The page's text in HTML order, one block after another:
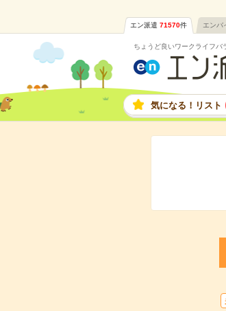
エン派遣 71570件 エンバ
ちょうど良いワークライフバ
気になる！リスト